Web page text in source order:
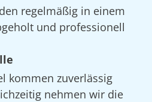
regelmäßig in einem
und professionell
kommen zuverlässig
nehmen wir die